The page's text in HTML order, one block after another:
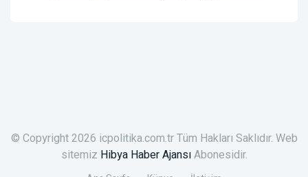
© Copyright 2026 icpolitika.com.tr Tüm Hakları Saklıdır. Web
sitemiz Hibya Haber AjansıAbonesidir.